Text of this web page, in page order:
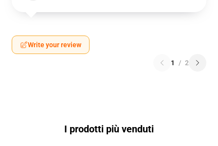
Write your review
1 / 2
I prodotti più venduti